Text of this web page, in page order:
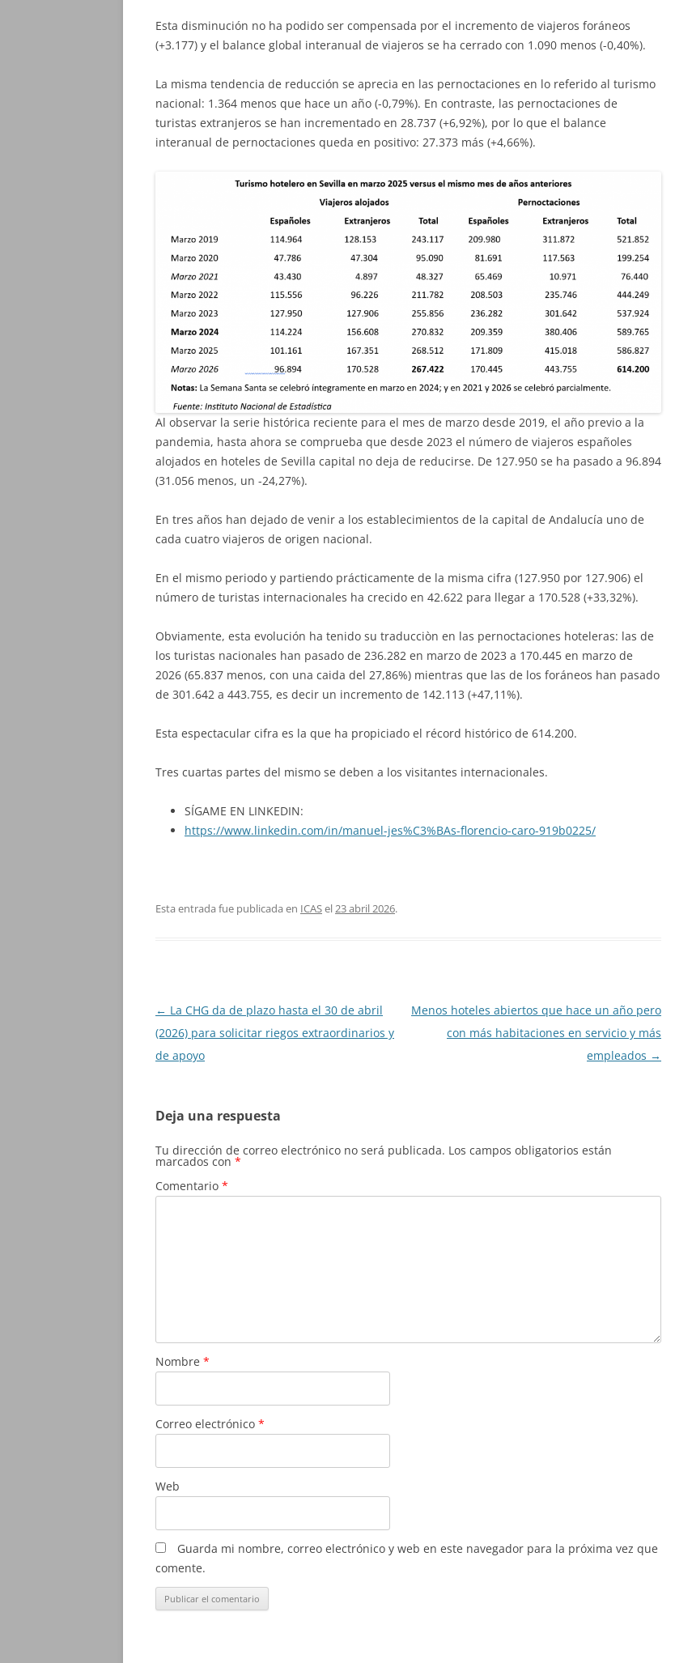
Esta disminución no ha podido ser compensada por el incremento de viajeros foráneos
(+3.177) y el balance global interanual de viajeros se ha cerrado con 1.090 menos (-0,40%).
La misma tendencia de reducción se aprecia en las pernoctaciones en lo referido al turismo
nacional: 1.364 menos que hace un año (-0,79%). En contraste, las pernoctaciones de
turistas extranjeros se han incrementado en 28.737 (+6,92%), por lo que el balance
interanual de pernoctaciones queda en positivo: 27.373 más (+4,66%).
Al observar la serie histórica reciente para el mes de marzo desde 2019, el año previo a la
pandemia, hasta ahora se comprueba que desde 2023 el número de viajeros españoles
alojados en hoteles de Sevilla capital no deja de reducirse. De 127.950 se ha pasado a 96.894
(31.056 menos, un -24,27%).
En tres años han dejado de venir a los establecimientos de la capital de Andalucía uno de
cada cuatro viajeros de origen nacional.
En el mismo periodo y partiendo prácticamente de la misma cifra (127.950 por 127.906) el
número de turistas internacionales ha crecido en 42.622 para llegar a 170.528 (+33,32%).
Obviamente, esta evolución ha tenido su traducciòn en las pernoctaciones hoteleras: las de
los turistas nacionales han pasado de 236.282 en marzo de 2023 a 170.445 en marzo de
2026 (65.837 menos, con una caida del 27,86%) mientras que las de los foráneos han pasado
de 301.642 a 443.755, es decir un incremento de 142.113 (+47,11%).
Esta espectacular cifra es la que ha propiciado el récord histórico de 614.200.
Tres cuartas partes del mismo se deben a los visitantes internacionales.
SÍGAME EN LINKEDIN:
https://www.linkedin.com/in/manuel-jes%C3%BAs-florencio-caro-919b0225/
Esta entrada fue publicada en ICASel23 abril 2026.
Navegación
de
entradas
← La CHG da de plazo hasta el 30 de abril
(2026) para solicitar riegos extraordinarios y
de apoyo
Menos hoteles abiertos que hace un año pero
con más habitaciones en servicio y más
empleados →
Deja una respuesta
Tu dirección de correo electrónico no será publicada. Los campos obligatorios están
marcados con *
Comentario *
Nombre *
Correo electrónico *
Web
Guarda mi nombre, correo electrónico y web en este navegador para la próxima vez que
comente.